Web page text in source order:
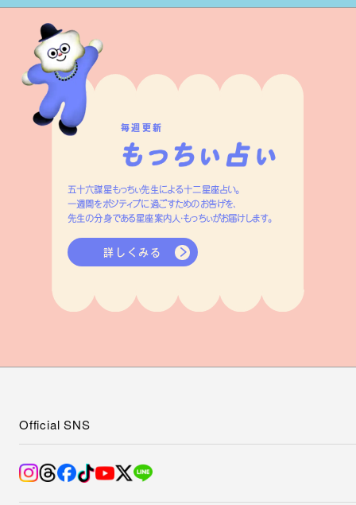
毎週更新
五十六謀星もっちぃ先生による十二星座占い。
一週間をポジティブに過ごすためのお告げを、
先生の分身である星座案内人・もっちぃがお届けします。
詳しくみる
Official SNS